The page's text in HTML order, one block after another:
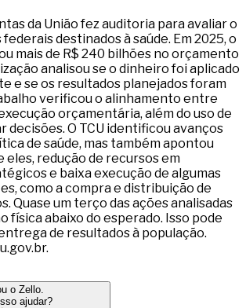
da União fez auditoria para avaliar o
destinados à saúde. Em 2025, o
mais de R$ 240 bilhões no orçamento
analisou se o dinheiro foi aplicado
e se os resultados planejados foram
verificou o alinhamento entre
orçamentária, além do uso de
decisões. O TCU identificou avanços
de saúde, mas também apontou
eles, redução de recursos em
e baixa execução de algumas
como a compra e distribuição de
Quase um terço das ações analisadas
física abaixo do esperado. Isso pode
de resultados à população.
o Zello.
ajudar?